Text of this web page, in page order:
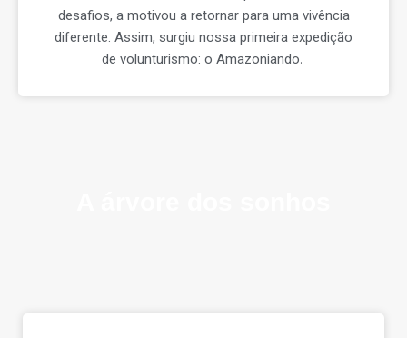
desafios, a motivou a retornar para uma vivência
diferente. Assim, surgiu nossa primeira expedição
de volunturismo: o Amazoniando.